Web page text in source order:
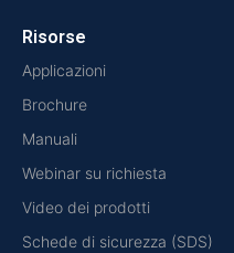
Risorse
Applicazioni
Brochure
Manuali
Webinar su richiesta
Video dei prodotti
Schede di sicurezza (SDS)